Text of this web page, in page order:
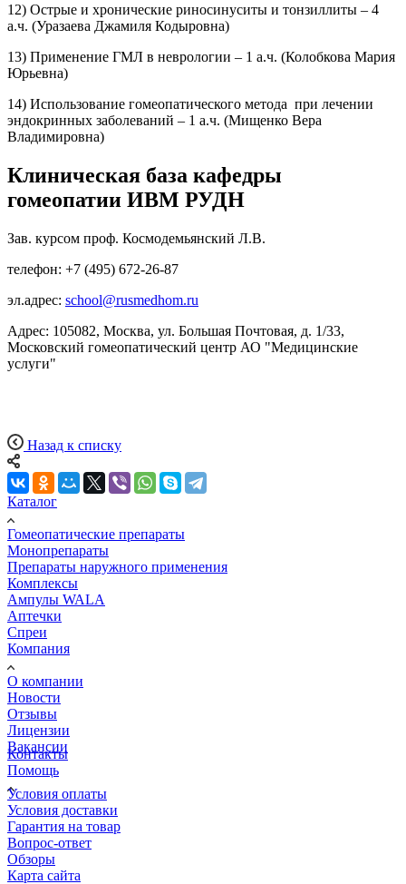
12) Острые и хронические риносинуситы и тонзиллиты – 4
а.ч. (Уразаева Джамиля Кодыровна)
13) Применение ГМЛ в неврологии – 1 а.ч. (Колобкова Мария
Юрьевна)
14) Использование гомеопатического метода при лечении
эндокринных заболеваний – 1 а.ч. (Мищенко Вера
Владимировна)
Клиническая база кафедры
гомеопатии ИВМ РУДН
Зав. курсом проф. Космодемьянский Л.В.
телефон: +7 (495) 672-26-87
эл.адрес: school@rusmedhom.ru
Адрес: 105082, Москва, ул. Большая Почтовая, д. 1/33,
Московский гомеопатический центр АО "Медицинские
услуги"
Назад к списку
Каталог
Гомеопатические препараты
Монопрепараты
Препараты наружного применения
Комплексы
Ампулы WALA
Аптечки
Спреи
Компания
О компании
Новости
Отзывы
Лицензии
Вакансии
Контакты
Помощь
Условия оплаты
Условия доставки
Гарантия на товар
Вопрос-ответ
Обзоры
Карта сайта